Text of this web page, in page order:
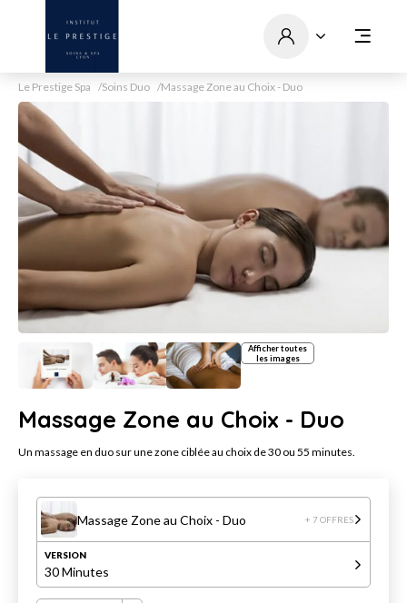
Le Prestige Spa Soins Duo Massage Zone au Choix - Duo
Afficher toutes
les images
Massage Zone au Choix - Duo
Un massage en duo sur une zone ciblée au choix de 30 ou 55 minutes.
Massage Zone au Choix - Duo + 7 OFFRES
VERSION
30 Minutes